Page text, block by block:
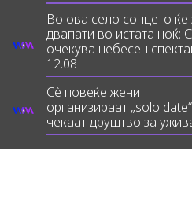
Во ова село сонцето ќе
двапати во истата ноќ:
очекува небесен
12.08
Сè повеќе жени
организираат „solo
чекаат друштво за